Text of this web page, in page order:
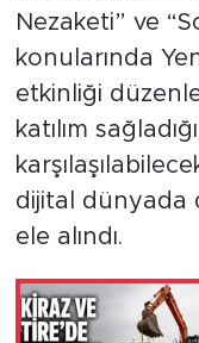
Nezaketi” ve
konularında
etkinliği
katılım
dijital dünyada
ele alındı.